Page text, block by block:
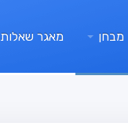
מבחן מאגר שאלות